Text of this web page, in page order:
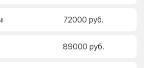
72000 руб.
89000 руб.